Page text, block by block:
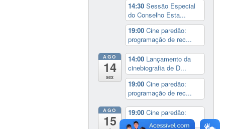
14:30Sessão Especial
do Conselho Esta...
19:00Cine paredão:
programação de rec...
AGO
14
sex
14:00 Lançamento da
cinebiografia de D...
19:00Cine paredão:
programação de rec...
AGO
15
19:00Cine paredão:
programação de rec...